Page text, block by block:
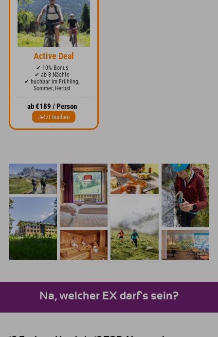
Active Deal
✔ 10% Bonus
✔ ab 3 Nächte
✔ buchbar im Frühling,
Sommer, Herbst
ab €189 / Person
Jetzt buchen
Na, welcher EX darf's sein?